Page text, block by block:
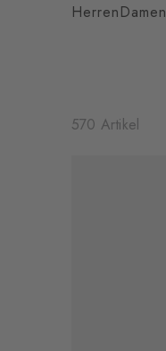
HerrenDamen
570 Artikel